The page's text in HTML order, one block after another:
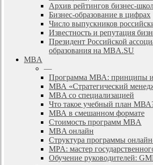
Архив рейтингов бизнес-
Бизнес-образование в цифрах
Число выпускников
Известность и репутация
Президент Российской
образования на MBA.SU
MBA
—
Программа МВА: принципы и
МВА «Cтратегический
MBA со специализацией
Что такое учебный план
МВА в смешанном формате
Стоимость программ MBA
MBA онлайн
Cтруктура программы
MPA: мастер
Обучение руководителей: